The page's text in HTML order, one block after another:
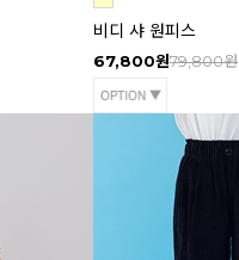
비디 샤 원피스
67,800원79,800원